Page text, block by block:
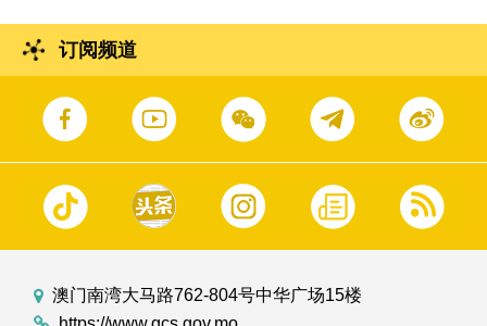
订阅频道
澳门南湾大马路762-804号中华广场15楼